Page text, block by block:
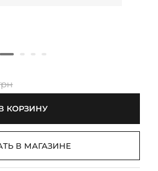
КОРЗИНУ
В МАГАЗИНЕ